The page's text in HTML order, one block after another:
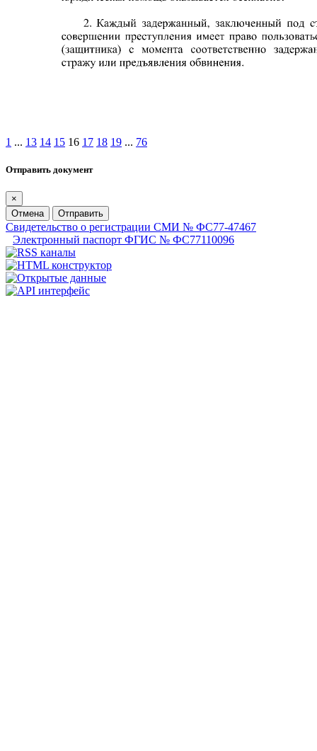
1 ... 13 14 15 16 17 18 19 ... 76
Отправить документ
×
Отмена
Отправить
Свидетельство о регистрации СМИ № ФС77-47467
Электронный паспорт ФГИС № ФС77110096